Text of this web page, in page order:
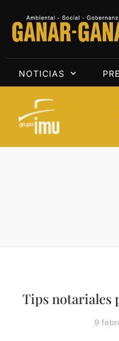
NOTICIAS
Tips notariales
9